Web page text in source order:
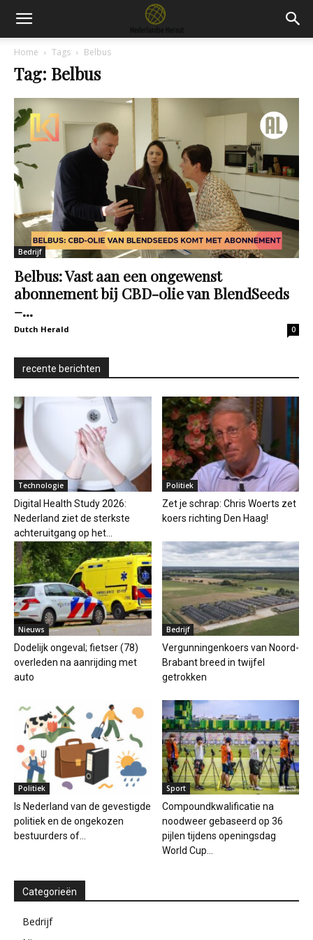
Home Tags Belbus
Tag: Belbus
Bedrijf
Belbus: Vast aan een ongewenst
abonnement bij CBD-olie van BlendSeeds
–...
Dutch Herald 0
recente berichten
Technologie
Digital Health Study 2026:
Nederland ziet de sterkste
achteruitgang op het...
Politiek
Zet je schrap: Chris Woerts zet
koers richting Den Haag!
Nieuws
Dodelijk ongeval; fietser (78)
overleden na aanrijding met
auto
Bedrijf
Vergunningenkoers van Noord-
Brabant breed in twijfel
getrokken
Politiek
Is Nederland van de gevestigde
politiek en de ongekozen
bestuurders of...
Sport
Compoundkwalificatie na
noodweer gebaseerd op 36
pijlen tijdens openingsdag
World Cup...
Categorieën
Bedrijf